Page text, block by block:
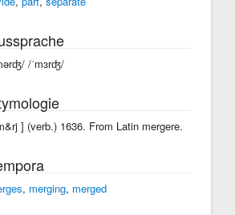
/ˈmɜrʤ/
] (verb.) 1636. From Latin mergere.
, merging, merged